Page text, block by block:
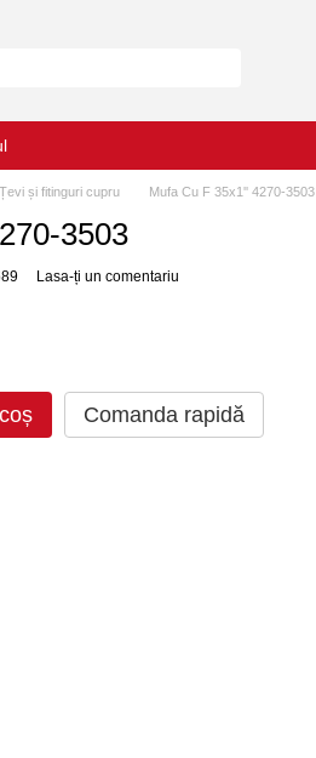
Țevi și fitinguri cupru Mufa Cu F 35x1'' 4270-3503
3503
Lasa-ți un comentariu
Comanda rapidă